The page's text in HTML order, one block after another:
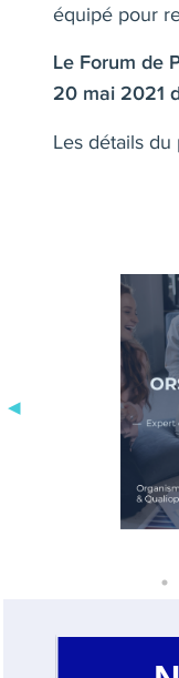
équipé pour
Le Forum de
20 mai 2021
Les détails du